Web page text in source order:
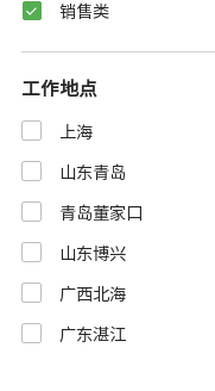
销售类
工作地点
上海
山东青岛
青岛董家口
山东博兴
广西北海
广东湛江